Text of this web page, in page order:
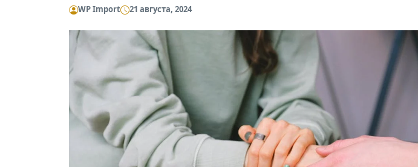
WP Import 21 августа, 2024